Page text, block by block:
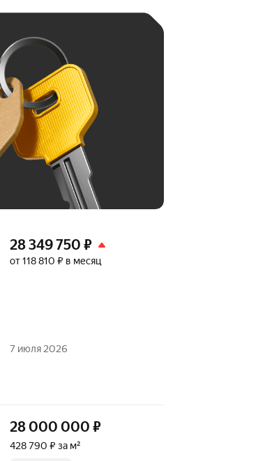
28 349 750 ₽
от 118 810 ₽ в месяц
7 июля 2026
28 000 000 ₽
428 790 ₽ за м²